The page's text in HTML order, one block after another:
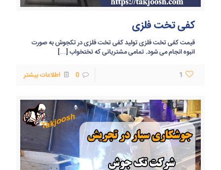
کفی تخت فلزی
قیمت کفی تخت فلزی تولید کفی تخت فلزی در تکجوش به صورت
انبوه انجام می شود. تمامی مشتریانی که تختخواب […]
1
0 اطلاعات بیشتر